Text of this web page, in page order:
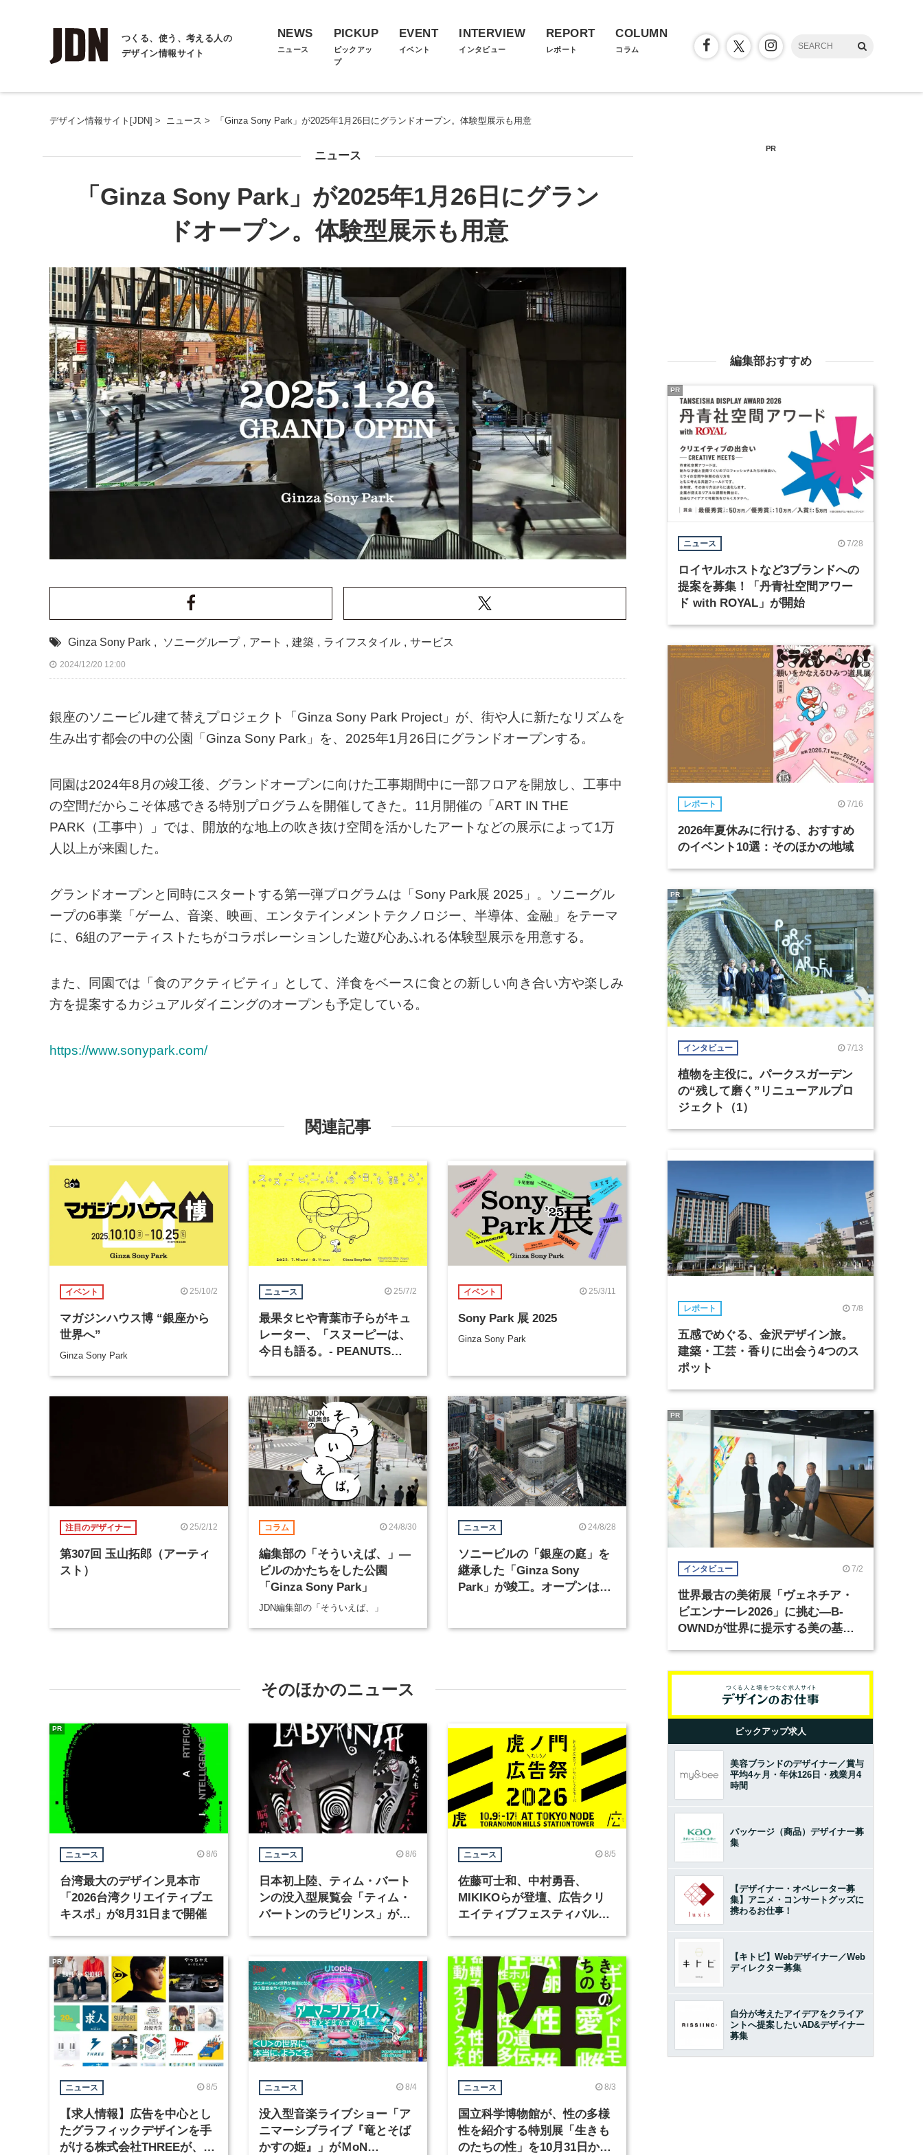
つくる、使う、考える人の
デザイン情報サイト
NEWS
ニュース
PICKUP
ピックアッ
プ
EVENT
イベント
INTERVIEW
インタビュー
REPORT
レポート
COLUMN
コラム
デザイン情報サイト[JDN] > ニュース > 「Ginza Sony Park」が2025年1月26日にグランドオープン。体験型展示も用意
ニュース
「Ginza Sony Park」が2025年1月26日にグラン
ドオープン。体験型展示も用意
Ginza Sony Park , ソニーグループ , アート , 建築 , ライフスタイル , サービス
2024/12/20 12:00
銀座のソニービル建て替えプロジェクト「Ginza Sony Park Project」が、街や人に新たなリズムを
生み出す都会の中の公園「Ginza Sony Park」を、2025年1月26日にグランドオープンする。
同園は2024年8月の竣工後、グランドオープンに向けた工事期間中に一部フロアを開放し、工事中
の空間だからこそ体感できる特別プログラムを開催してきた。11月開催の「ART IN THE
PARK（工事中）」では、開放的な地上の吹き抜け空間を活かしたアートなどの展示によって1万
人以上が来園した。
グランドオープンと同時にスタートする第一弾プログラムは「Sony Park展 2025」。ソニーグル
ープの6事業「ゲーム、音楽、映画、エンタテインメントテクノロジー、半導体、金融」をテーマ
に、6組のアーティストたちがコラボレーションした遊び心あふれる体験型展示を用意する。
また、同園では「食のアクティビティ」として、洋食をベースに食との新しい向き合い方や楽しみ
方を提案するカジュアルダイニングのオープンも予定している。
https://www.sonypark.com/
関連記事
イベント 25/10/2
マガジンハウス博 “銀座から
世界へ”
Ginza Sony Park
ニュース 25/7/2
最果タヒや青葉市子らがキュ
レーター、「スヌーピーは、
今日も語る。- PEANUTS
イベント 25/3/11
Sony Park 展 2025
Ginza Sony Park
注目のデザイナー 25/2/12
第307回 玉山拓郎（アーティ
スト）
コラム 24/8/30
編集部の「そういえば、」―
ビルのかたちをした公園
「Ginza Sony Park」
JDN編集部の「そういえば、」
ニュース 24/8/28
ソニービルの「銀座の庭」を
継承した「Ginza Sony
Park」が竣工。オープンは
そのほかのニュース
ニュース 8/6
台湾最大のデザイン見本市
「2026台湾クリエイティブエ
キスポ」が8月31日まで開催
PR
ニュース 8/6
日本初上陸、ティム・バート
ンの没入型展覧会「ティム・
バートンのラビリンス」が東
ニュース 8/5
佐藤可士和、中村勇吾、
MIKIKOらが登壇、広告クリ
エイティブフェスティバル
ニュース 8/5
【求人情報】広告を中心とし
たグラフィックデザインを手
がける株式会社THREEが、グ
PR
ニュース 8/4
没入型音楽ライブショー「ア
ニマーシブライブ『竜とそば
かすの姫』」がＭoN
ニュース 8/3
国立科学博物館が、性の多様
性を紹介する特別展「生きも
のたちの性」を10月31日から
PR
編集部おすすめ
ニュース 7/28
ロイヤルホストなど3ブランドへの
提案を募集！「丹青社空間アワー
ド with ROYAL」が開始
PR
レポート 7/16
2026年夏休みに行ける、おすすめ
のイベント10選：そのほかの地域
インタビュー 7/13
植物を主役に。パークスガーデン
の“残して磨く”リニューアルプロ
ジェクト（1）
PR
レポート 7/8
五感でめぐる、金沢デザイン旅。
建築・工芸・香りに出会う4つのス
ポット
インタビュー 7/2
世界最古の美術展「ヴェネチア・
ビエンナーレ2026」に挑む―B-
OWNDが世界に提示する美の基準
PR
ピックアップ求人
美容ブランドのデザイナー／賞与
平均4ヶ月・年休126日・残業月4
時間
パッケージ（商品）デザイナー募
集
【デザイナー・オペレーター募
集】アニメ・コンサートグッズに
携わるお仕事！
【キトビ】Webデザイナー／Web
ディレクター募集
自分が考えたアイデアをクライア
ントへ提案したいAD&デザイナー
募集